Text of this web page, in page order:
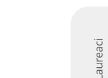
Laureaci